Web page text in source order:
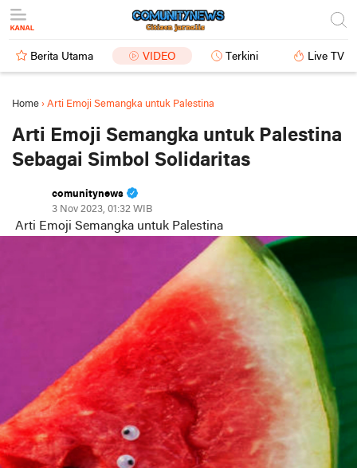
Berita Utama VIDEO Terkini Live TV
Home › Arti Emoji Semangka untuk Palestina
Arti Emoji Semangka untuk Palestina
Sebagai Simbol Solidaritas
comunitynews
3 Nov 2023, 01:32 WIB
Arti Emoji Semangka untuk Palestina